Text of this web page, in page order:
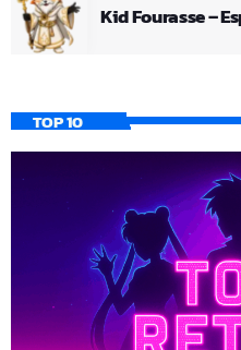
Kid Fourasse –
TOP 10